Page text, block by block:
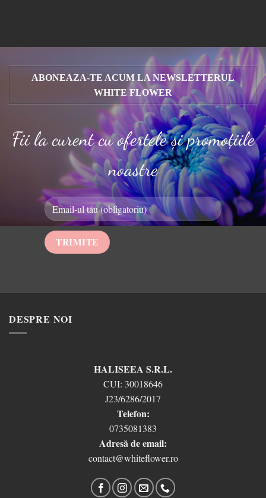
ABONEAZA-TE ACUM LA NEWSLETTERUL
WHITE FLOWER
Fii la curent cu ofertele și promoțiile
noastre
DESPRE NOI
HALISEEA S.R.L.
CUI: 30018646
J23/6286/2017
Telefon:
0735081383
Adresă de email:
contact@whiteflower.ro